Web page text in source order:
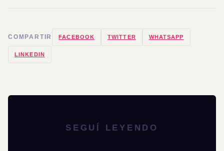
COMPARTIR FACEBOOK TWITTER WHATSAPP
LINKEDIN
SEGUÍ LEYENDO